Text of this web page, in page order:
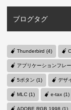
ブログタグ
Thunderbird (4)
アプリケーションフレ
5ボタン (1) デザ
MLC (1) e-tax (1)